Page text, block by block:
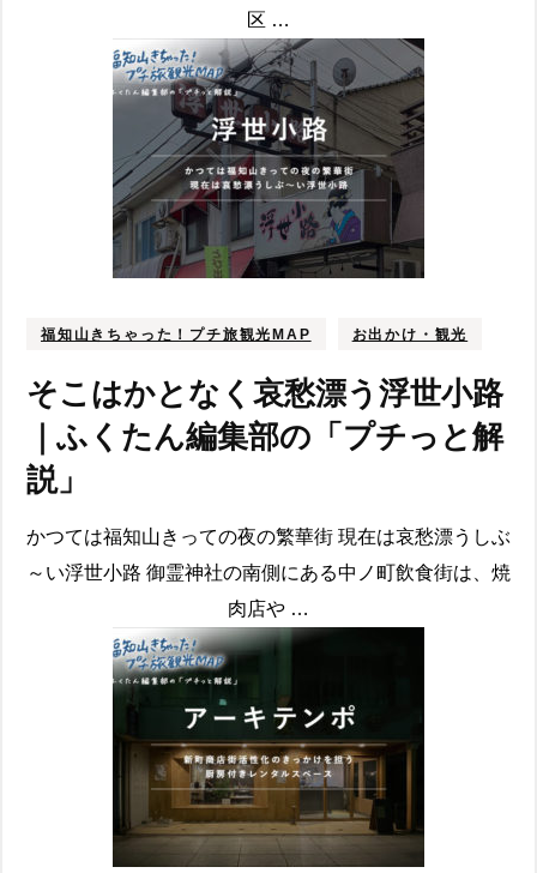
区 …
福知山きちゃった！プチ旅観光MAP お出かけ・観光
そこはかとなく哀愁漂う浮世小路
｜ふくたん編集部の「プチっと解
説」
かつては福知山きっての夜の繁華街 現在は哀愁漂うしぶ
～い浮世小路 御霊神社の南側にある中ノ町飲食街は、焼
肉店や …